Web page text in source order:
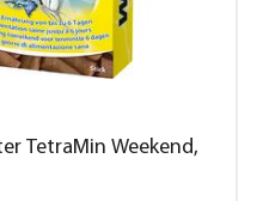
TetraMin Weekend,